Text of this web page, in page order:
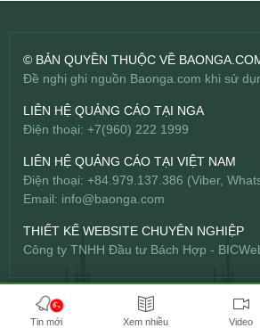
© BẢN QUYỀN THUỘC VỀ
Đề nghị ghi nguồn Baonga.com khi sử
LIÊN HỆ QUẢNG CÁO TẠI NGA
Điện thoại: +7(960) 222 1999
LIÊN HỆ QUẢNG CÁO TẠI VIỆT NAM
Điện thoại: +84.979.137.386 (Viber,
Email: info@baonga.com
THIẾT KẾ WEBSITE CHUYÊN NGHIỆP
Công ty TNHH Đầu tư Bách Hợp -
6+
Tin mới Xem nhiều Video